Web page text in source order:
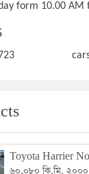
form 10.00 AM
Toyota Harrier
৬০,০৮০ কি.মি. ২০০০